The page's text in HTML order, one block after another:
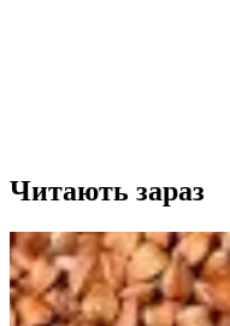
Читають зараз